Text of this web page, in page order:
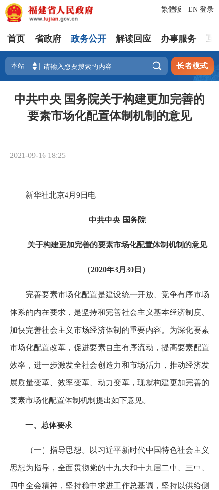
登录
繁體版 EN
首页 省政府 政务公开 解读回应 办事服务 互
 长者模式
中共中央 国务院关于构建更加完善的
要素市场化配置体制机制的意见
2021-09-16 18:25
新华社北京4月9日电
中共中央 国务院
关于构建更加完善的要素市场化配置体制机制的意见
（2020年3月30日）
完善要素市场化配置是建设统一开放、竞争有序市场
体系的内在要求，是坚持和完善社会主义基本经济制度、
加快完善社会主义市场经济体制的重要内容。为深化要素
市场化配置改革，促进要素自主有序流动，提高要素配置
效率，进一步激发全社会创造力和市场活力，推动经济发
展质量变革、效率变革、动力变革，现就构建更加完善的
要素市场化配置体制机制提出如下意见。
一、总体要求
（一）指导思想。以习近平新时代中国特色社会主义
思想为指导，全面贯彻党的十九大和十九届二中、三中、
四中全会精神，坚持稳中求进工作总基调，坚持以供给侧